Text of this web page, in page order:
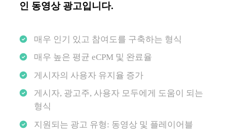
인 동영상 광고입니다.
매우 인기 있고 참여도를 구축하는 형식
매우 높은 평균 eCPM 및 완료율
게시자의 사용자 유지율 증가
게시자, 광고주, 사용자 모두에게 도움이 되는
형식
지원되는 광고 유형: 동영상 및 플레이어블